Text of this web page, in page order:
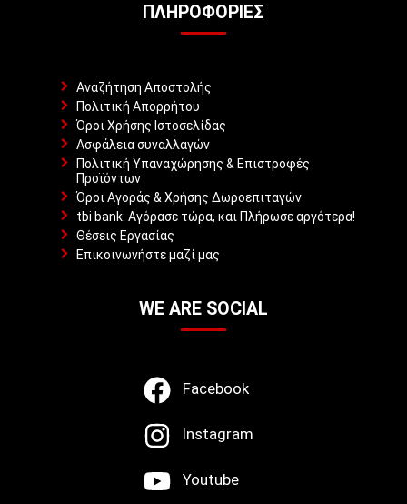
ΠΛΗΡΟΦΟΡΊΕΣ
Αναζήτηση Αποστολής
Πολιτική Απορρήτου
Όροι Χρήσης Ιστοσελίδας
Ασφάλεια συναλλαγών
Πολιτική Υπαναχώρησης & Επιστροφές
Προϊόντων
Όροι Αγοράς & Χρήσης Δωροεπιταγών
tbi bank: Αγόρασε τώρα, και Πλήρωσε αργότερα!
Θέσεις Εργασίας
Επικοινωνήστε μαζί μας
WE ARE SOCIAL
Facebook
Instagram
Youtube